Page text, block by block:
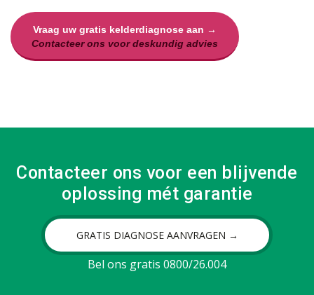
Vraag uw gratis kelderdiagnose aan →
Contacteer ons voor deskundig advies
Contacteer ons voor een blijvende
oplossing mét garantie
GRATIS DIAGNOSE AANVRAGEN →
Bel ons gratis 0800/26.004